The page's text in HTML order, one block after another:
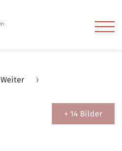
Weiter
+ 14 Bilder